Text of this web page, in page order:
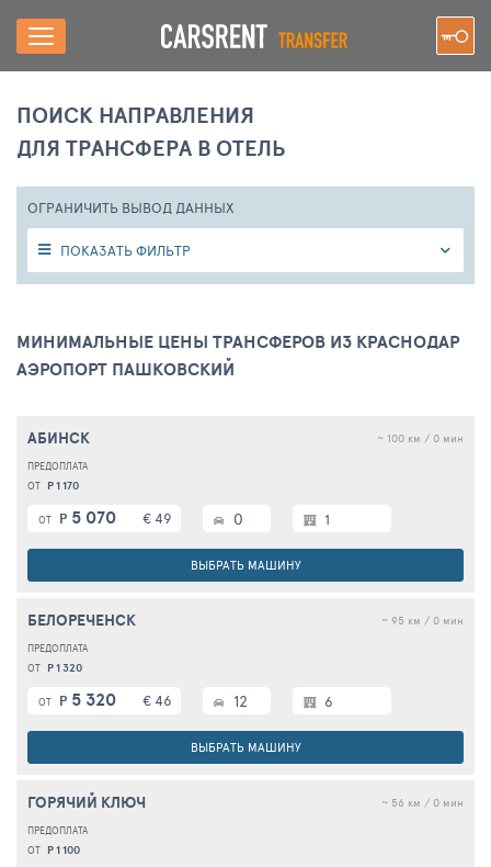
ПОИСК НАПРАВЛЕНИЯ
ДЛЯ ТРАНСФЕРА В ОТЕЛЬ
ОГРАНИЧИТЬ ВЫВОД ДАННЫХ
ПОКАЗАТЬ ФИЛЬТР
МИНИМАЛЬНЫЕ ЦЕНЫ ТРАНСФЕРОВ ИЗ КРАСНОДАР
АЭРОПОРТ ПАШКОВСКИЙ
АБИНСК ~ 100 км / 0 мин
1
ОТ Р 5 070 € 49
ОТ Р 1 170
0
ВЫБРАТЬ МАШИНУ
БЕЛОРЕЧЕНСК ~ 95 км / 0 мин
6
ОТ Р 5 320 € 46
ОТ Р 1 320
12
ВЫБРАТЬ МАШИНУ
ГОРЯЧИЙ КЛЮЧ ~ 56 км / 0 мин
ОТ Р 1 100